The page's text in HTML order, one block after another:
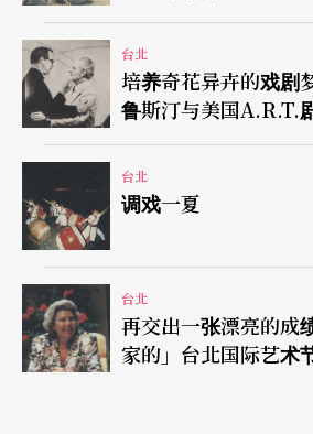
透、逃窜。都非常明显的脱离了
的剧本剧场的范畴，与上一代对
生，形成强烈的世代经验对比。
这个举动，更明白的宣示：逐步
剧场不再是唯一的存在，学校教
力」架构面临著新世代「从自己
组」的剧场DIY风潮的挑战。基
场于解严前后参与街头运动，突
艺术归艺术。」的意识形态迷思
台北
培养奇花异卉的戏剧
鲁斯汀与美国A.R.T.
台北
调戏一夏
台北
再交出一张漂亮的成
家的」台北国际艺术